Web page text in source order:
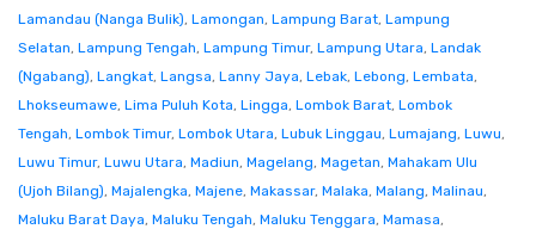
Lamandau (Nanga Bulik), Lamongan, Lampung Barat, Lampung
Selatan, Lampung Tengah, Lampung Timur, Lampung Utara, Landak
(Ngabang), Langkat, Langsa, Lanny Jaya, Lebak, Lebong, Lembata,
Lhokseumawe, Lima Puluh Kota, Lingga, Lombok Barat, Lombok
Tengah, Lombok Timur, Lombok Utara, Lubuk Linggau, Lumajang, Luwu,
Luwu Timur, Luwu Utara, Madiun, Magelang, Magetan, Mahakam Ulu
(Ujoh Bilang), Majalengka, Majene, Makassar, Malaka, Malang, Malinau,
Maluku Barat Daya, Maluku Tengah, Maluku Tenggara, Mamasa,